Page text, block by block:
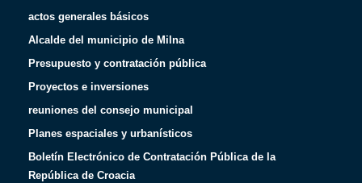
actos generales básicos
Alcalde del municipio de Milna
Presupuesto y contratación pública
Proyectos e inversiones
reuniones del consejo municipal
Planes espaciales y urbanísticos
Boletín Electrónico de Contratación Pública de la
República de Croacia